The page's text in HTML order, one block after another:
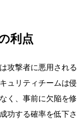
利点
攻撃者に悪用される
ュリティチームは侵
く、事前に欠陥を修
功する確率を低下さ